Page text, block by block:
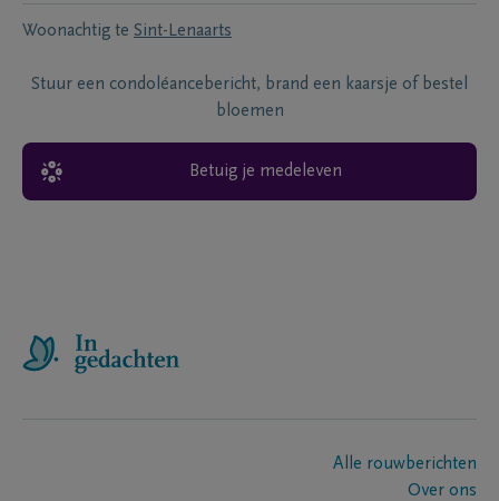
Woonachtig te Sint-Lenaarts
Stuur een condoléancebericht, brand een kaarsje of bestel
bloemen
Betuig je medeleven
Alle rouwberichten
Over ons